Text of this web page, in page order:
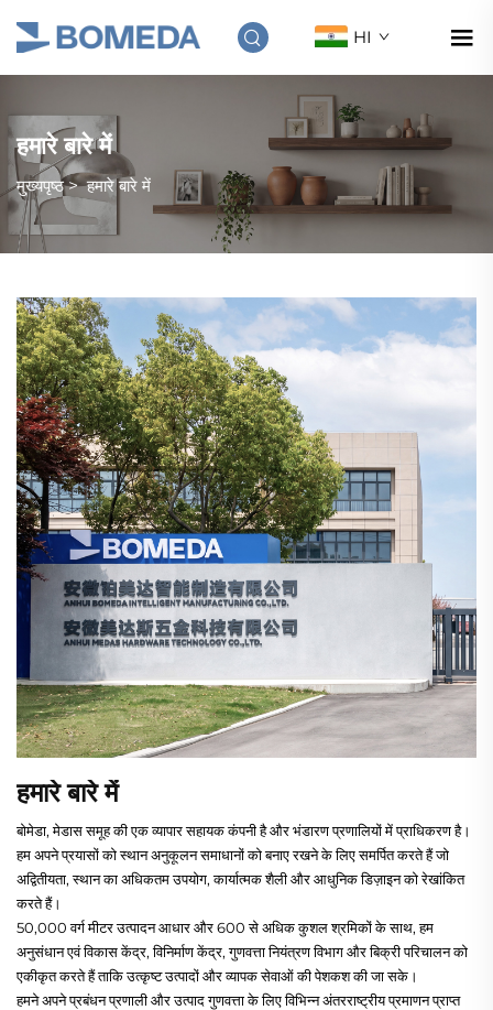
HI
हमारे बारे में
मुख्यपृष्ठ>हमारे बारे में
हमारे बारे में
बोमेडा, मेडास समूह की एक व्यापार सहायक कंपनी है और भंडारण प्रणालियों में प्राधिकरण है।
हम अपने प्रयासों को स्थान अनुकूलन समाधानों को बनाए रखने के लिए समर्पित करते हैं जो
अद्वितीयता, स्थान का अधिकतम उपयोग, कार्यात्मक शैली और आधुनिक डिज़ाइन को रेखांकित
करते हैं।
50,000 वर्ग मीटर उत्पादन आधार और 600 से अधिक कुशल श्रमिकों के साथ, हम
अनुसंधान एवं विकास केंद्र, विनिर्माण केंद्र, गुणवत्ता नियंत्रण विभाग और बिक्री परिचालन को
एकीकृत करते हैं ताकि उत्कृष्ट उत्पादों और व्यापक सेवाओं की पेशकश की जा सके।
हमने अपने प्रबंधन प्रणाली और उत्पाद गुणवत्ता के लिए विभिन्न अंतरराष्ट्रीय प्रमाणन प्राप्त